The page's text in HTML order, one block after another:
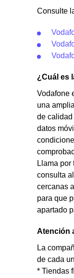
Consulte
¿Cuál es
Vodafone
una
de calidad
datos
Llama
consulta
cercanas
para que
apartado
Atención
La
de cada
* Tiendas